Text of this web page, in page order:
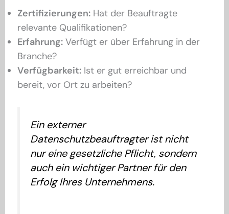
Zertifizierungen:Hat der Beauftragte
relevante Qualifikationen?
Erfahrung:Verfügt er über Erfahrung in der
Branche?
Verfügbarkeit:Ist er gut erreichbar und
bereit, vor Ort zu arbeiten?
Ein externer
Datenschutzbeauftragter ist nicht
nur eine gesetzliche Pflicht, sondern
auch ein wichtiger Partner für den
Erfolg Ihres Unternehmens.